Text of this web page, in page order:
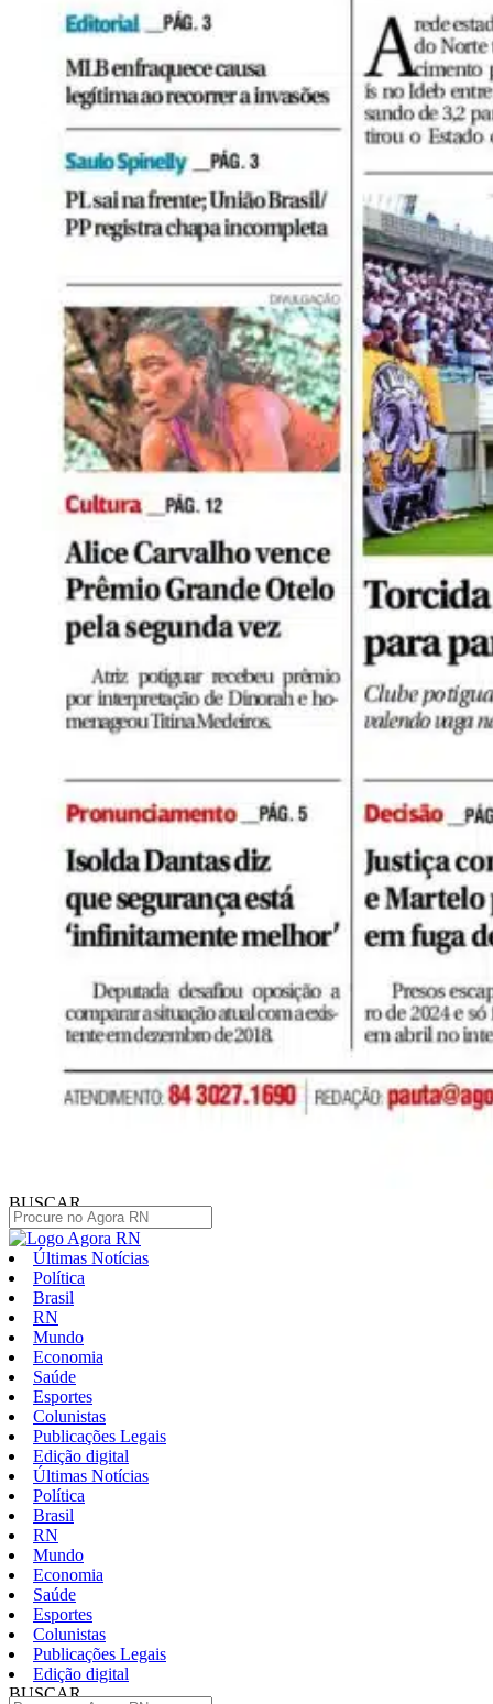
BUSCAR
Últimas Notícias
Política
Brasil
RN
Mundo
Economia
Saúde
Esportes
Colunistas
Publicações Legais
Edição digital
Últimas Notícias
Política
Brasil
RN
Mundo
Economia
Saúde
Esportes
Colunistas
Publicações Legais
Edição digital
BUSCAR